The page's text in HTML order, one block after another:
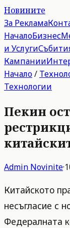
Новините
За Реклама
НачалоБизнес
и Услуги
Кампании
Начало/
Технологии
Пекин
Admin Novinite·
Китайското
несъгласие с
Федералната